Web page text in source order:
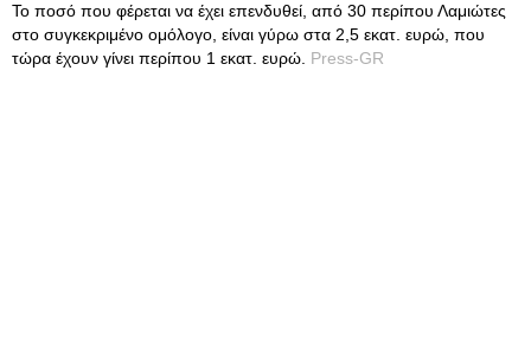
Το ποσό που φέρεται να έχει επενδυθεί, από 30 περίπου Λαμιώτες
στο συγκεκριμένο ομόλογο, είναι γύρω στα 2,5 εκατ. ευρώ, που
τώρα έχουν γίνει περίπου 1 εκατ. ευρώ. Press-GR